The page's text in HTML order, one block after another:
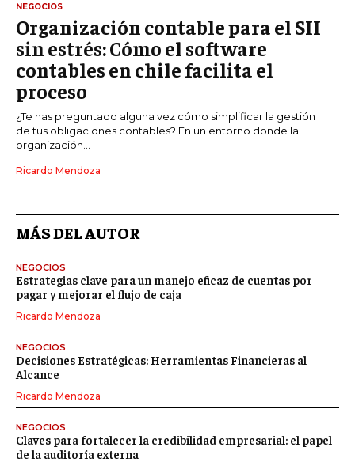
NEGOCIOS
Organización contable para el SII
sin estrés: Cómo el software
contables en chile facilita el
proceso
¿Te has preguntado alguna vez cómo simplificar la gestión
de tus obligaciones contables? En un entorno donde la
organización...
Ricardo Mendoza
MÁS DEL AUTOR
NEGOCIOS
Estrategias clave para un manejo eficaz de cuentas por
pagar y mejorar el flujo de caja
Ricardo Mendoza
NEGOCIOS
Decisiones Estratégicas: Herramientas Financieras al
Alcance
Ricardo Mendoza
NEGOCIOS
Claves para fortalecer la credibilidad empresarial: el papel
de la auditoría externa